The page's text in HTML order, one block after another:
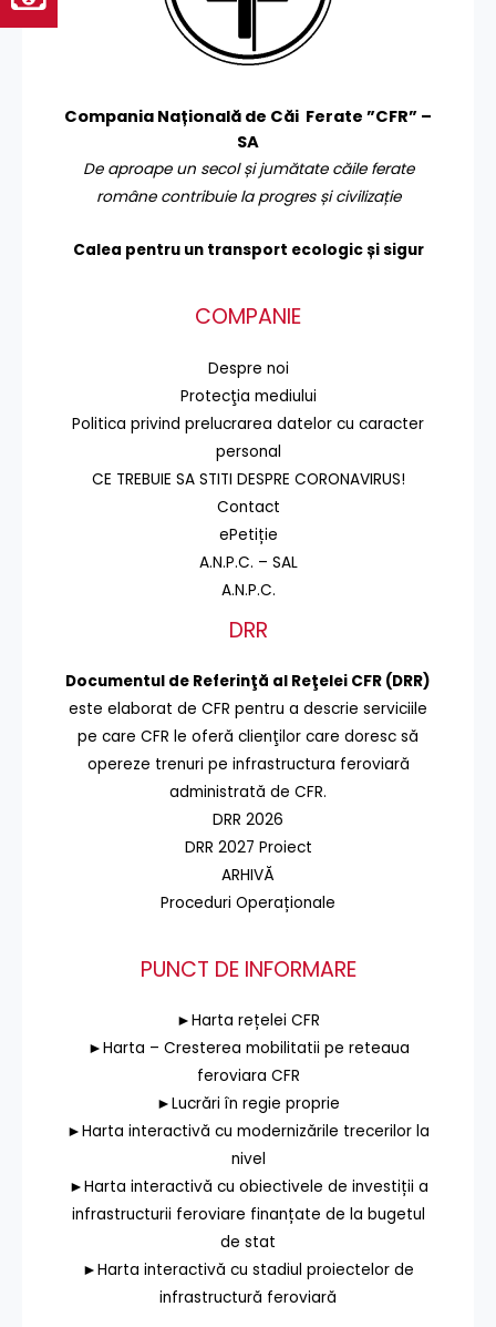
Compania Națională de Căi Ferate ”CFR” –
SA
De aproape un secol și jumătate căile ferate
române contribuie la progres și civilizație
Calea pentru un transport ecologic și sigur
COMPANIE
Despre noi
Protecţia mediului
Politica privind prelucrarea datelor cu caracter
personal
CE TREBUIE SA STITI DESPRE CORONAVIRUS!
Contact
ePetiție
A.N.P.C. – SAL
A.N.P.C.
DRR
Documentul de Referinţă al Reţelei CFR (DRR)
este elaborat de CFR pentru a descrie serviciile
pe care CFR le oferă clienţilor care doresc să
opereze trenuri pe infrastructura feroviară
administrată de CFR.
DRR 2026
DRR 2027 Proiect
ARHIVĂ
Proceduri Operaționale
PUNCT DE INFORMARE
►Harta rețelei CFR
►Harta – Cresterea mobilitatii pe reteaua
feroviara CFR
►Lucrări în regie proprie
►Harta interactivă cu modernizările trecerilor la
nivel
►Harta interactivă cu obiectivele de investiții a
infrastructurii feroviare finanțate de la bugetul
de stat
►Harta interactivă cu stadiul proiectelor de
infrastructură feroviară